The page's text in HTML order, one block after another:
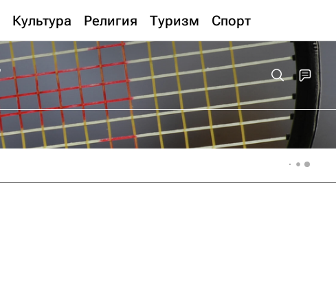
Культура Религия Туризм Спорт